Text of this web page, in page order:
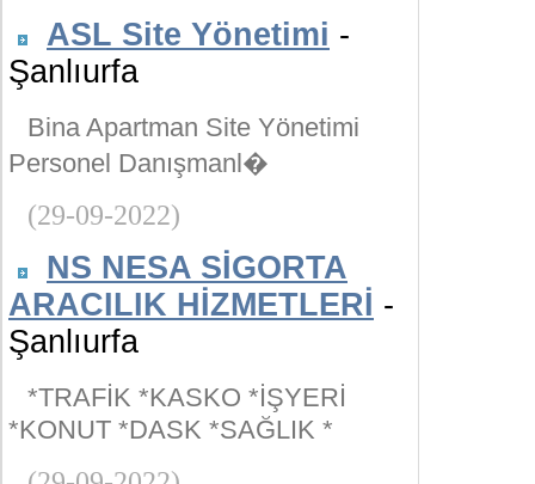
ASL Site Yönetimi -
Şanlıurfa
Bina Apartman Site Yönetimi
Personel Danışmanl�
(29-09-2022)
NS NESA SİGORTA
ARACILIK HİZMETLERİ -
Şanlıurfa
*TRAFİK *KASKO *İŞYERİ
*KONUT *DASK *SAĞLIK *